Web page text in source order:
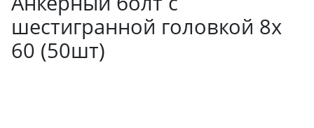
шестигранной головкой 8х
60 (50шт)